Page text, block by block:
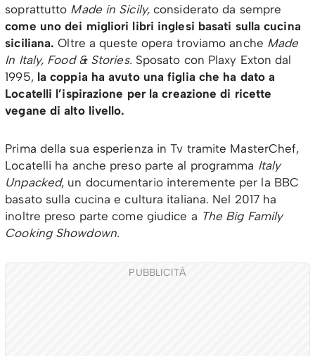
soprattutto Made in Sicily,considerato da sempre
come uno dei migliori libri inglesi basati sulla cucina
siciliana. Oltre a queste opera troviamo anche Made
In Italy, Food & Stories. Sposato con Plaxy Exton dal
1995, la coppia ha avuto una figlia che ha dato a
Locatelli l’ispirazione per la creazione di ricette
vegane di alto livello.
Prima della sua esperienza in Tv tramite MasterChef,
Locatelli ha anche preso parte al programma Italy
Unpacked, un documentario interemente per la BBC
basato sulla cucina e cultura italiana. Nel 2017 ha
inoltre preso parte come giudice a The Big Family
Cooking Showdown.
PUBBLICITÀ